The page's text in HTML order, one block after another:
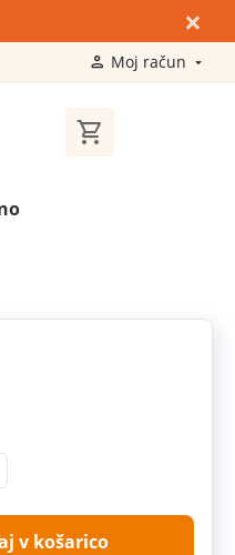
×
Moj račun
v košarico